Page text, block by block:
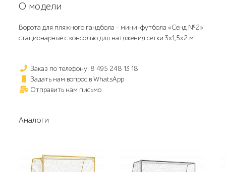
О модели
Ворота для пляжного гандбола - мини-футбола «Сенд №2»
стационарные с консолью для натяжения сетки 3х1,5х2 м
Заказ по телефону: 8 495 248 13 18
Задать нам вопрос в WhatsApp
Отправить нам письмо
Аналоги